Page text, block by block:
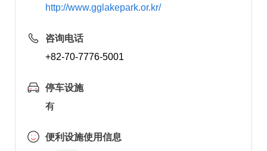
http://www.gglakepark.or.kr/
咨询电话
+82-70-7776-5001
停车设施
有
便利设施使用信息